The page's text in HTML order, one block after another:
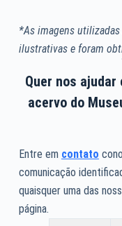
*As imagens
ilustrativas e foram
Quer nos
acervo do
Entre em contato
comunicação
quaisquer uma das
página.